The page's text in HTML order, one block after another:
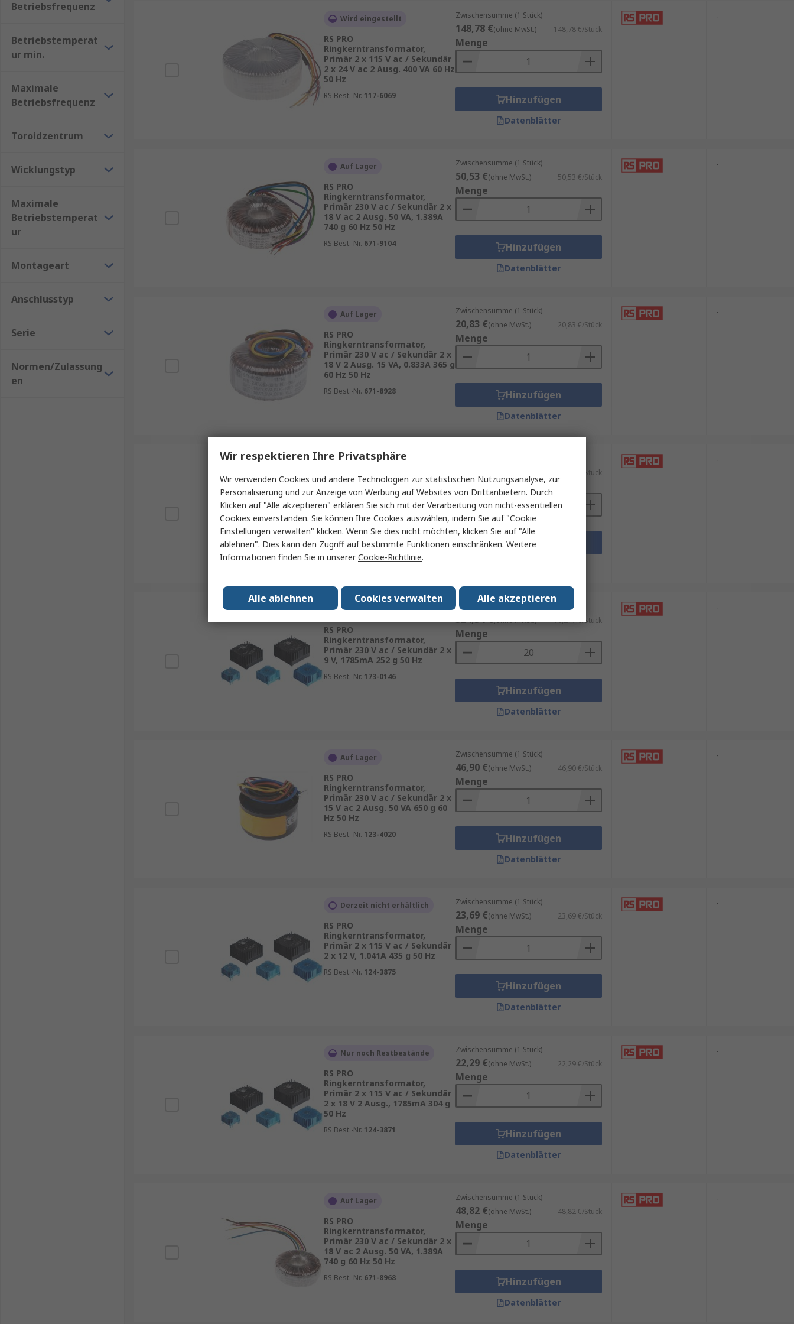
Leistungs-Verhältnis. Ringkerne benötigen weniger Energie, um ein Magnetfeld aufrechtzuerhalten, und verbrauchen daher weniger Strom.
Betriebsfrequenz
Betriebstemperat
ur min.
Maximale
Betriebsfrequenz
Toroidzentrum
Wicklungstyp
Maximale
Betriebstemperat
ur
Montageart
Anschlusstyp
Serie
Normen/Zulassung
en
Wird eingestellt
RS PRO
Ringkerntransformator,
Primär 2 x 115 V ac / Sekundär
2 x 24 V ac 2 Ausg. 400 VA 60 Hz
50 Hz
RS Best.-Nr. 117-6069
Zwischensumme (1 Stück)
148,78 €(ohne MwSt.) 148,78 €/Stück
Menge
Hinzufügen
Datenblätter
-
Auf Lager
RS PRO
Ringkerntransformator,
Primär 230 V ac / Sekundär 2 x
18 V ac 2 Ausg. 50 VA, 1.389A
740 g 60 Hz 50 Hz
RS Best.-Nr. 671-9104
Zwischensumme (1 Stück)
50,53 €(ohne MwSt.) 50,53 €/Stück
Menge
Hinzufügen
Datenblätter
-
Auf Lager
RS PRO
Ringkerntransformator,
Primär 230 V ac / Sekundär 2 x
18 V 2 Ausg. 15 VA, 0.833A 365 g
60 Hz 50 Hz
RS Best.-Nr. 671-8928
Zwischensumme (1 Stück)
20,83 €(ohne MwSt.) 20,83 €/Stück
Menge
Hinzufügen
Datenblätter
-
Derzeit nicht erhältlich
RS PRO
Ringkerntransformator,
Primär 230 V ac / Sekundär 2 x
40 V ac 2 Ausg. 1000 VA 6.5 kg
60 Hz 50 Hz
RS Best.-Nr. 123-4005
248,39 €/Stück
Menge
Hinzufügen
-
Derzeit nicht erhältlich
RS PRO
Ringkerntransformator,
Primär 230 V ac / Sekundär 2 x
9 V, 1785mA 252 g 50 Hz
RS Best.-Nr. 173-0146
Zwischensumme (1 Box mit 20 Stück)
324,34 €(ohne MwSt.) 16,217 €/Stück
Menge
Hinzufügen
Datenblätter
-
Auf Lager
RS PRO
Ringkerntransformator,
Primär 230 V ac / Sekundär 2 x
15 V ac 2 Ausg. 50 VA 650 g 60
Hz 50 Hz
RS Best.-Nr. 123-4020
Zwischensumme (1 Stück)
46,90 €(ohne MwSt.) 46,90 €/Stück
Menge
Hinzufügen
Datenblätter
-
Derzeit nicht erhältlich
RS PRO
Ringkerntransformator,
Primär 2 x 115 V ac / Sekundär
2 x 12 V, 1.041A 435 g 50 Hz
RS Best.-Nr. 124-3875
Zwischensumme (1 Stück)
23,69 €(ohne MwSt.) 23,69 €/Stück
Menge
Hinzufügen
Datenblätter
-
Nur noch Restbestände
RS PRO
Ringkerntransformator,
Primär 2 x 115 V ac / Sekundär
2 x 18 V 2 Ausg., 1785mA 304 g
50 Hz
RS Best.-Nr. 124-3871
Zwischensumme (1 Stück)
22,29 €(ohne MwSt.) 22,29 €/Stück
Menge
Hinzufügen
Datenblätter
-
Auf Lager
RS PRO
Ringkerntransformator,
Primär 230 V ac / Sekundär 2 x
18 V ac 2 Ausg. 50 VA, 1.389A
740 g 60 Hz 50 Hz
RS Best.-Nr. 671-8968
Zwischensumme (1 Stück)
48,82 €(ohne MwSt.) 48,82 €/Stück
Menge
Hinzufügen
Datenblätter
-
Wir respektieren Ihre Privatsphäre
Wir verwenden Cookies und andere Technologien zur statistischen Nutzungsanalyse, zur
Personalisierung und zur Anzeige von Werbung auf Websites von Drittanbietern. Durch
Klicken auf "Alle akzeptieren" erklären Sie sich mit der Verarbeitung von nicht-essentiellen
Cookies einverstanden. Sie können Ihre Cookies auswählen, indem Sie auf "Cookie
Einstellungen verwalten" klicken. Wenn Sie dies nicht möchten, klicken Sie auf "Alle
ablehnen". Dies kann den Zugriff auf bestimmte Funktionen einschränken. Weitere
Informationen finden Sie in unsererCookie-Richtlinie.
Alle akzeptieren
Cookies verwalten
Alle ablehnen